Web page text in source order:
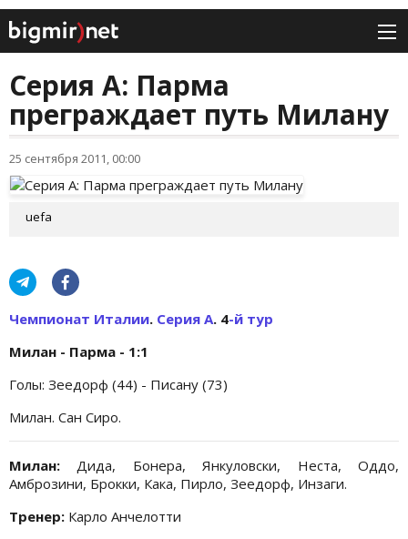
Серия А: Парма
преграждает путь Милану
25 сентября 2011, 00:00
uefa
Чемпионат Италии. Серия А. 4-й тур
Милан - Парма - 1:1
Голы: Зеедорф (44) - Писану (73)
Милан. Сан Сиро.
Милан: Дида, Бонера, Янкуловски, Неста, Оддо,
Амброзини, Брокки, Кака, Пирло, Зеедорф, Инзаги.
Тренер: Карло Анчелотти